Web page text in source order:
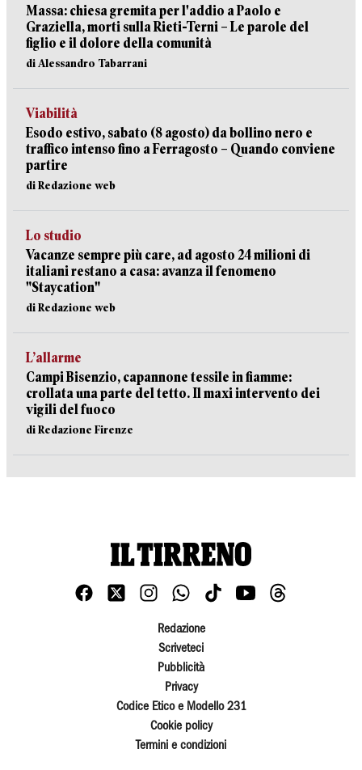
Massa: chiesa gremita per l'addio a Paolo e
Graziella, morti sulla Rieti-Terni – Le parole del
figlio e il dolore della comunità
di Alessandro Tabarrani
Viabilità
Esodo estivo, sabato (8 agosto) da bollino nero e
traffico intenso fino a Ferragosto – Quando conviene
partire
di Redazione web
Lo studio
Vacanze sempre più care, ad agosto 24 milioni di
italiani restano a casa: avanza il fenomeno
"Staycation"
di Redazione web
L’allarme
Campi Bisenzio, capannone tessile in fiamme:
crollata una parte del tetto. Il maxi intervento dei
vigili del fuoco
di Redazione Firenze
Redazione
Scriveteci
Pubblicità
Privacy
Codice Etico e Modello 231
Cookie policy
Termini e condizioni